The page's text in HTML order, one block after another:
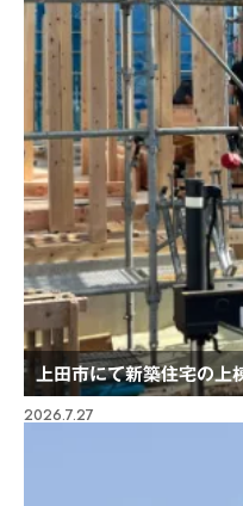
上田市にて新築住宅の上
2026.7.27